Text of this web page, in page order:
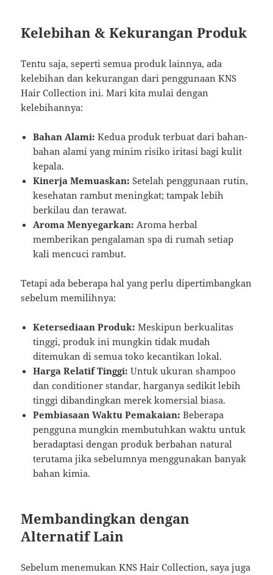
Kelebihan & Kekurangan Produk
Tentu saja, seperti semua produk lainnya, ada
kelebihan dan kekurangan dari penggunaan KNS
Hair Collection ini. Mari kita mulai dengan
kelebihannya:
Bahan Alami: Kedua produk terbuat dari bahan-
bahan alami yang minim risiko iritasi bagi kulit
kepala.
Kinerja Memuaskan: Setelah penggunaan rutin,
kesehatan rambut meningkat; tampak lebih
berkilau dan terawat.
Aroma Menyegarkan: Aroma herbal
memberikan pengalaman spa di rumah setiap
kali mencuci rambut.
Tetapi ada beberapa hal yang perlu dipertimbangkan
sebelum memilihnya:
Ketersediaan Produk: Meskipun berkualitas
tinggi, produk ini mungkin tidak mudah
ditemukan di semua toko kecantikan lokal.
Harga Relatif Tinggi: Untuk ukuran shampoo
dan conditioner standar, harganya sedikit lebih
tinggi dibandingkan merek komersial biasa.
Pembiasaan Waktu Pemakaian: Beberapa
pengguna mungkin membutuhkan waktu untuk
beradaptasi dengan produk berbahan natural
terutama jika sebelumnya menggunakan banyak
bahan kimia.
Membandingkan dengan
Alternatif Lain
Sebelum menemukan KNS Hair Collection, saya juga